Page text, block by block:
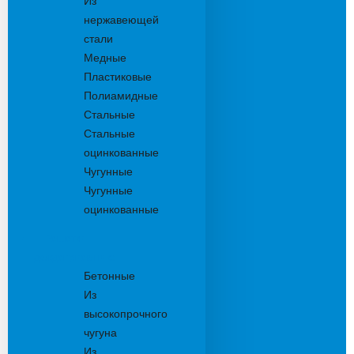
нержавеющей
стали
Медные
Пластиковые
Полиамидные
Стальные
Стальные
оцинкованные
Чугунные
Чугунные
оцинкованные
Бетонные
Из
высокопрочного
чугуна